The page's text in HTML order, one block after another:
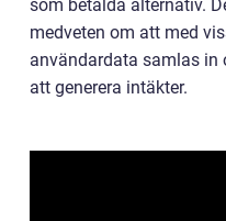
som betalda alternativ.
medveten om att med
användardata samlas in
att generera intäkter.